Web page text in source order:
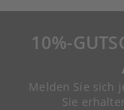
10%-
Melden Sie sich
Sie